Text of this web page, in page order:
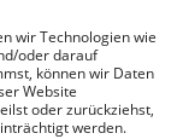
wir Technologien wie
oder darauf
können wir Daten
Website
oder zurückziehst,
werden.